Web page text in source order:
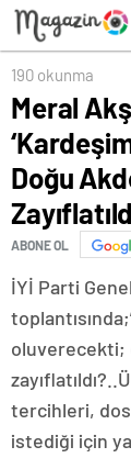
Elimiz
190 okunma
Meral
Doğu
ABONE OL
İYİ Parti
oluverecekti;
tercihleri,
istediği için